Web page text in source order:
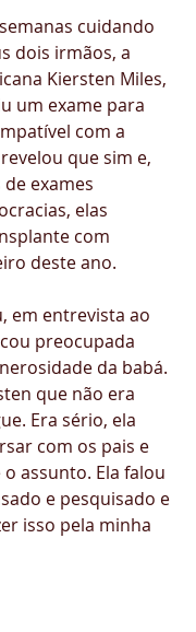
cuidando
dois irmãos, a
Kiersten Miles,
um exame para
com a
que sim e,
exames
elas
com
deste ano.
em entrevista ao
preocupada
da babá.
que não era
Era sério, ela
com os pais e
assunto. Ela falou
e pesquisado e
isso pela minha